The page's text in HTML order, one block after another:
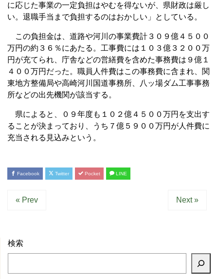
に応じた事業の一定負担はやむを得ないが、県財政は厳し
い。退職手当まで負担するのはおかしい」としている。
この負担金は、道路や河川の事業費計３０９億４５００
万円の約３６％にあたる。工事費には１０３億３２００万
円が充てられ、庁舎などの営繕費を含めた事務費は９億１
４００万円だった。職員人件費はこの事務費に含まれ、関
東地方整備局や高崎河川国道事務所、八ッ場ダム工事事務
所などの出先機関が該当する。
県によると、０９年度も１０２億４５００万円を支出す
ることが決まっており、うち７億５９００万円が人件費に
充当される見込みという。
Facebook Twitter Pocket LINE
« Prev Next »
検索